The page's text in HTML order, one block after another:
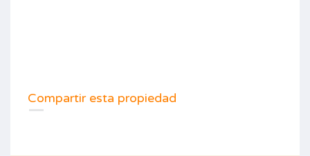
Compartir esta propiedad